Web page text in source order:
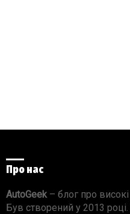
Про нас
AutoGeek – блог про високі
Був створений у 2013